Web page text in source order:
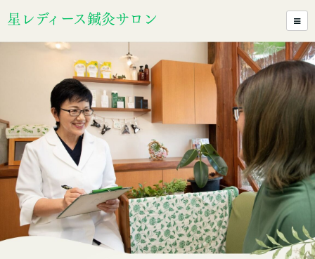
星レディース鍼灸サロン